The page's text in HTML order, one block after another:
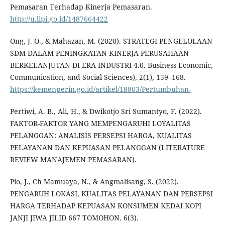
Pemasaran Terhadap Kinerja Pemasaran.
http://u.lipi.go.id/1487664422
Ong, J. O., & Mahazan, M. (2020). STRATEGI PENGELOLAAN
SDM DALAM PENINGKATAN KINERJA PERUSAHAAN
BERKELANJUTAN DI ERA INDUSTRI 4.0. Business Economic,
Communication, and Social Sciences), 2(1), 159–168.
https://kemenperin.go.id/artikel/18803/Pertumbuhan-
Pertiwi, A. B., Ali, H., & Dwikotjo Sri Sumantyo, F. (2022).
FAKTOR-FAKTOR YANG MEMPENGARUHI LOYALITAS
PELANGGAN: ANALISIS PERSEPSI HARGA, KUALITAS
PELAYANAN DAN KEPUASAN PELANGGAN (LITERATURE
REVIEW MANAJEMEN PEMASARAN).
Pio, J., Ch Mamuaya, N., & Angmalisang, S. (2022).
PENGARUH LOKASI, KUALITAS PELAYANAN DAN PERSEPSI
HARGA TERHADAP KEPUASAN KONSUMEN KEDAI KOPI
JANJI JIWA JILID 667 TOMOHON. 6(3).